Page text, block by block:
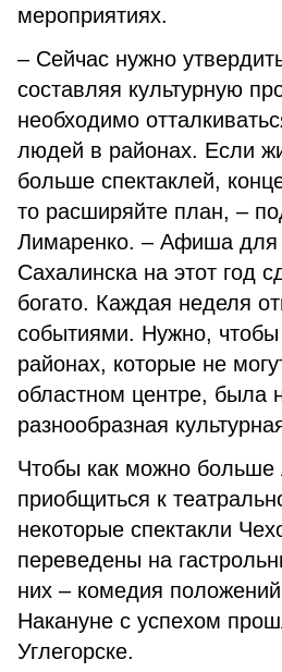
мероприятиях.
– Сейчас нужно
составляя культурную
необходимо
людей в районах. Если
больше спектаклей,
то расширяйте план, –
Лимаренко. – Афиша
Сахалинска на этот год
богато. Каждая неделя
событиями. Нужно,
районах, которые не
областном центре, была
разнообразная
Чтобы как можно
приобщиться к
некоторые спектакли
переведены на
них – комедия
Накануне с успехом
Углегорске.